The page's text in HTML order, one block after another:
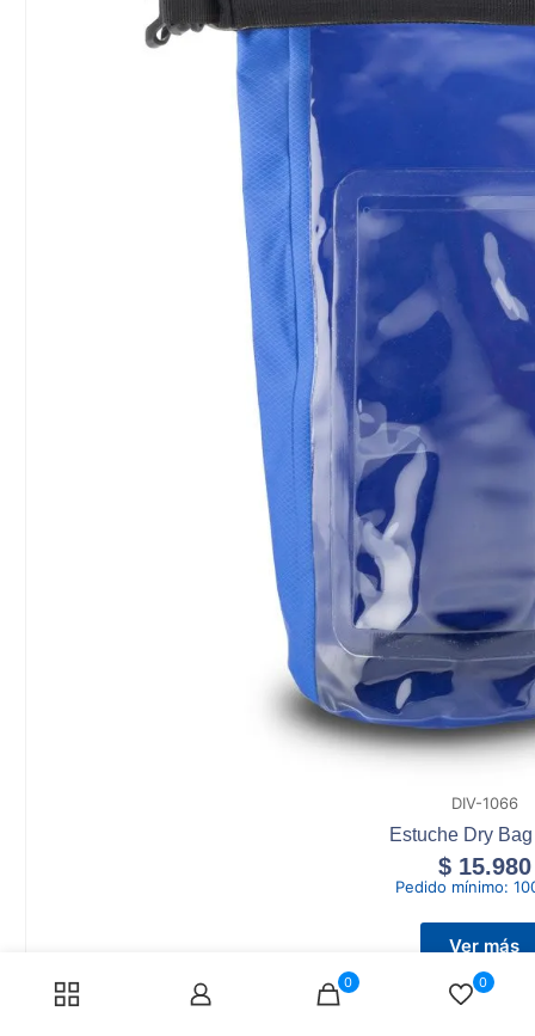
DIV-1066
Estuche Dry
$15.980
Pedido mínimo:
Ver más
0 0